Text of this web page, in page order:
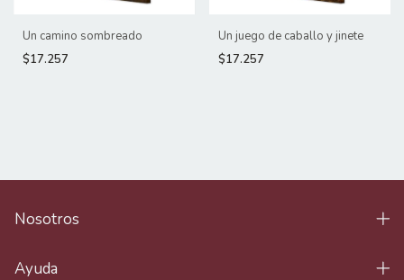
Un camino sombreado
$17.257
Un juego de caballo y jinete
$17.257
Nosotros
Ayuda